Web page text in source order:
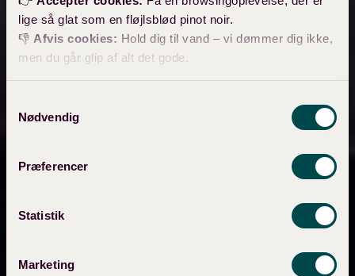
lige så glat som en fløjlsblød pinot noir.
👎 Afvis cookies: Hold dig til vand – vi dømmer dig ikke,
men du går glip af alt det gode.
men de er uundværlige for at give dig de bedste vintilbud.
Nødvendig
Præferencer
Statistik
Marketing